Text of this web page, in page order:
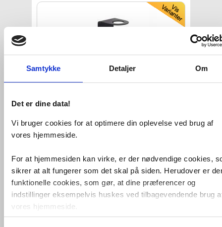
Samtykke Detaljer Om
Det er dine data!
Vi bruger cookies for at optimere din oplevelse ved brug af
vores hjemmeside.
For at hjemmesiden kan virke, er der nødvendige cookies,
sikrer at alt fungerer som det skal på siden. Herudover er
funktionelle cookies, som gør, at dine præferencer og
indstillinger eksempelvis huskes ved tilbagevendende brug
vores hjemmeside.
Gustavsberg sæbepumpeholder
væg - Mat sort
VVS nr. 774358501
199,- Køb
Kan du ikke finde VVS artiklen - søg i
feltet herunder.